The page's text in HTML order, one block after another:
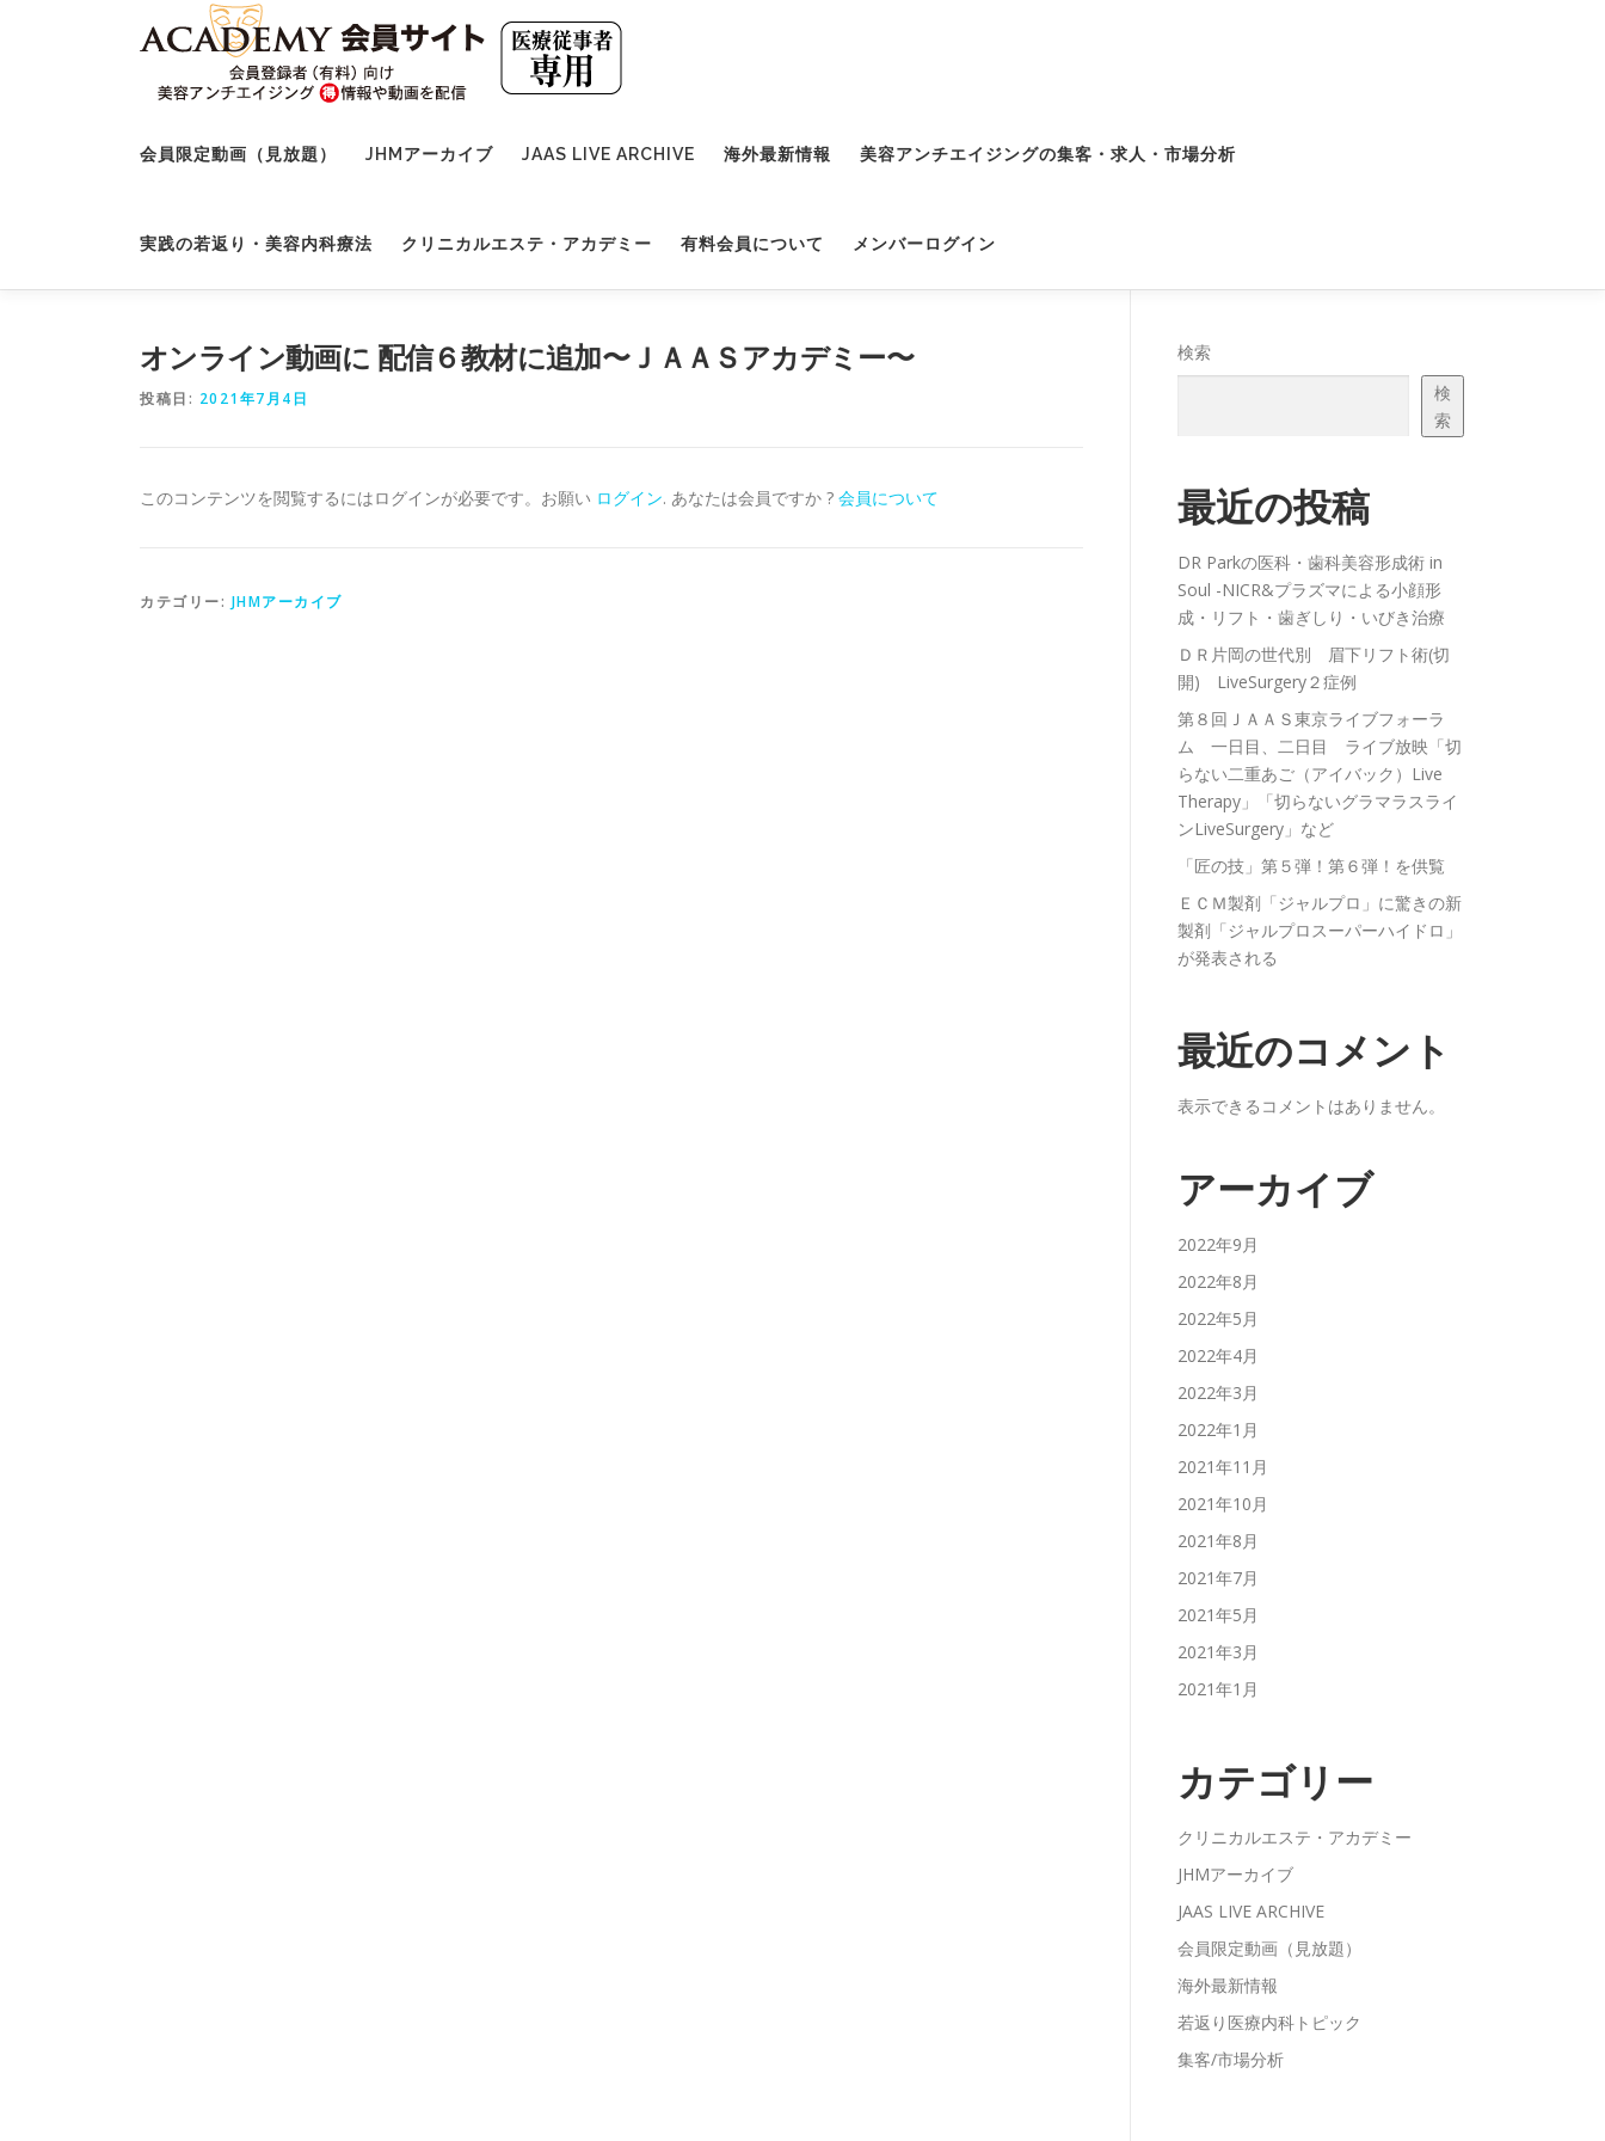
会員限定動画（見放題） JHMアーカイブ JAAS LIVE ARCHIVE 海外最新情報 美容アンチエイジングの集客・求人・市場分析
実践の若返り・美容内科療法 クリニカルエステ・アカデミー 有料会員について メンバーログイン
オンライン動画に 配信６教材に追加〜ＪＡＡＳアカデミー〜
投稿日: 2021年7月4日
このコンテンツを閲覧するにはログインが必要です。お願い ログイン. あなたは会員ですか ? 会員について
カテゴリー: JHMアーカイブ
検索
検
索
最近の投稿
DR Parkの医科・歯科美容形成術 in
Soul -NICR&プラズマによる小顔形
成・リフト・歯ぎしり・いびき治療
ＤＲ片岡の世代別 眉下リフト術(切
開) LiveSurgery２症例
第８回ＪＡＡＳ東京ライブフォーラ
ム 一日目、二日目 ライブ放映「切
らない二重あご（アイバック）Live
Therapy」「切らないグラマラスライ
ンLiveSurgery」など
「匠の技」第５弾！第６弾！を供覧
ＥＣＭ製剤「ジャルプロ」に驚きの新
製剤「ジャルプロスーパーハイドロ」
が発表される
最近のコメント
表示できるコメントはありません。
アーカイブ
2022年9月
2022年8月
2022年5月
2022年4月
2022年3月
2022年1月
2021年11月
2021年10月
2021年8月
2021年7月
2021年5月
2021年3月
2021年1月
カテゴリー
クリニカルエステ・アカデミー
JHMアーカイブ
JAAS LIVE ARCHIVE
会員限定動画（見放題）
海外最新情報
若返り医療内科トピック
集客/市場分析